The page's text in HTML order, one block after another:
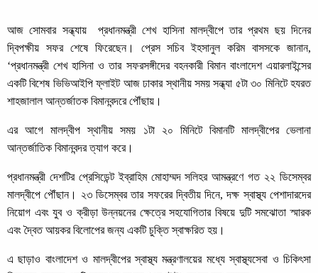
আজ সোমবার সন্ধ্যায় প্রধানমন্ত্রী শেখ হাসিনা মালদ্বীপে তার প্রথম ছয় দিনের
দ্বিপক্ষীয় সফর শেষে ফিরেছেন। প্রেস সচিব ইহসানুল করিম বাসসকে জানান,
‘প্রধানমন্ত্রী শেখ হাসিনা ও তার সফরসঙ্গীদের বহনকারী বিমান বাংলাদেশ এয়ারলাইন্সের
একটি বিশেষ ভিভিআইপি ফ্লাইট আজ ঢাকার স্থানীয় সময় সন্ধ্যা ৫টা ৩০ মিনিটে হযরত
শাহজালাল আন্তর্জাতক বিমানবন্দরে পৌঁছায়।
এর আগে মালদ্বীপ স্থানীয় সময় ১টা ২০ মিনিটে বিমানটি মালদ্বীপের ভেলানা
আন্তর্জাতিক বিমানবন্দর ত্যাগ করে।
প্রধানমন্ত্রী দেশটির প্রেসিডেন্ট ইব্রাহিম মোহাম্মদ সলিহর আমন্ত্রণে গত ২২ ডিসেম্বর
মালদ্বীপে পৌঁছান। ২৩ ডিসেম্বর তার সফরের দ্বিতীয় দিনে, দক্ষ স্বাস্থ্য পেশাদারদের
নিয়োগ এবং যুব ও ক্রীড়া উন্নয়নের ক্ষেত্রে সহযোগিতার বিষয়ে দুটি সমঝোতা স্মারক
এবং দ্বৈত আয়কর বিলোপের জন্য একটি চুক্তি স্বাক্ষরিত হয়।
এ ছাড়াও বাংলাদেশ ও মালদ্বীপের স্বাস্থ্য মন্ত্রণালয়ের মধ্যে স্বাস্থ্যসেবা ও চিকিৎসা